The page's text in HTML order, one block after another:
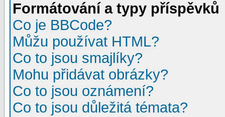
Formátování a typy příspěvků
Co je BBCode?
Můžu používat HTML?
Co to jsou smajlíky?
Mohu přidávat obrázky?
Co to jsou oznámení?
Co to jsou důležitá témata?